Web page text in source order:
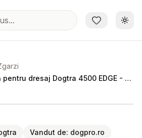
Zgarda electronica pentru dresaj Dogtra 4500 EDGE - 1 caine
Vandut de: dogpro.ro